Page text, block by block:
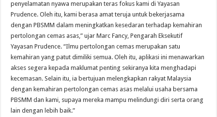
penyelamatan nyawa merupakan teras fokus kami di Yayasan
Prudence. Oleh itu, kami berasa amat teruja untuk bekerjasama
dengan PBSMM dalam meningkatkan kesedaran terhadap kemahiran
pertolongan cemas asas,” ujar Marc Fancy, Pengarah Eksekutif
Yayasan Prudence. “Ilmu pertolongan cemas merupakan satu
kemahiran yang patut dimiliki semua. Oleh itu, aplikasi ini menawarkan
akses segera kepada maklumat penting sekiranya kita menghadapi
kecemasan. Selain itu, ia bertujuan melengkapkan rakyat Malaysia
dengan kemahiran pertolongan cemas asas melalui usaha bersama
PBSMM dan kami, supaya mereka mampu melindungi diri serta orang
lain dengan lebih baik.”